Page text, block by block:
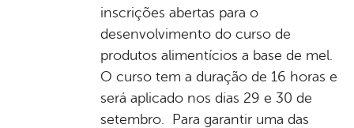
inscrições abertas para o
desenvolvimento do curso de
produtos alimentícios a base de mel.
O curso tem a duração de 16 horas e
será aplicado nos dias 29 e 30 de
setembro. Para garantir uma das